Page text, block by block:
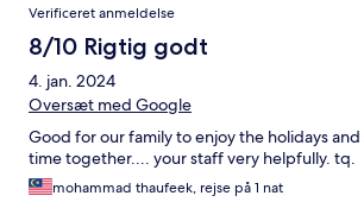
Verificeret anmeldelse
8/10 Rigtig godt
4. jan. 2024
Oversæt med Google
Good for our family to enjoy the holidays
time together.... your staff very helpfully. tq.
mohammad thaufeek, rejse på 1 nat